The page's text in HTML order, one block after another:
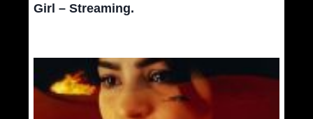
Girl – Streaming.